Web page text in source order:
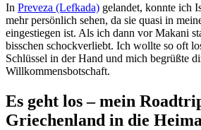
In Preveza (Lefkada) gelandet, konnte ich
mehr persönlich sehen, da sie quasi in
eingestiegen ist. Als ich dann vor Makani
bisschen schockverliebt. Ich wollte so oft
Schlüssel in der Hand und mich begrüßte
Willkommensbotschaft.
Es geht los – mein
Griechenland in die